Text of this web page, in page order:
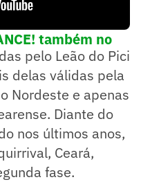
também no
pelo Leão do Pici
delas válidas pela
Nordeste e apenas
Diante do
nos últimos anos,
Ceará,
fase.